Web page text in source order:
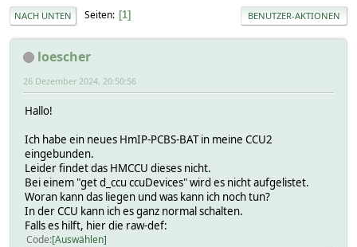
NACH UNTEN Seiten 1 BENUTZER-AKTIONEN
loescher
26 Dezember 2024, 20:50:56
Hallo!
Ich habe ein neues HmIP-PCBS-BAT in meine CCU2
eingebunden.
Leider findet das HMCCU dieses nicht.
Bei einem "get d_ccu ccuDevices" wird es nicht aufgelistet.
Woran kann das liegen und was kann ich noch tun?
In der CCU kann ich es ganz normal schalten.
Falls es hilft, hier die raw-def:
Code Auswählen